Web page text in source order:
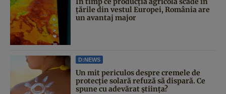
țările din vestul Europei, România are
un avantaj major
D:NEWS
Un mit periculos despre cremele de
protecție solară refuză să dispară. Ce
spune cu adevărat știința?